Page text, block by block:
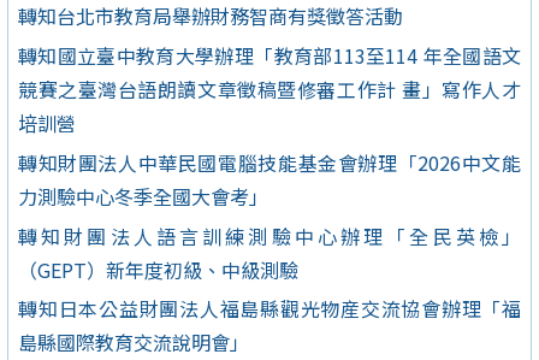
轉知台北市教育局舉辦財務智商有獎徵答活動
轉知國立臺中教育大學辦理「教育部113至114 年全國語文
競賽之臺灣台語朗讀文章徵稿暨修審工作計 畫」寫作人才
培訓營
轉知財團法人中華民國電腦技能基金會辦理「2026中文能
力測驗中心冬季全國大會考」
轉知財團法人語言訓練測驗中心辦理「全民英檢」
（GEPT）新年度初級、中級測驗
轉知日本公益財團法人福島縣觀光物産交流協會辦理「福
島縣國際教育交流說明會」